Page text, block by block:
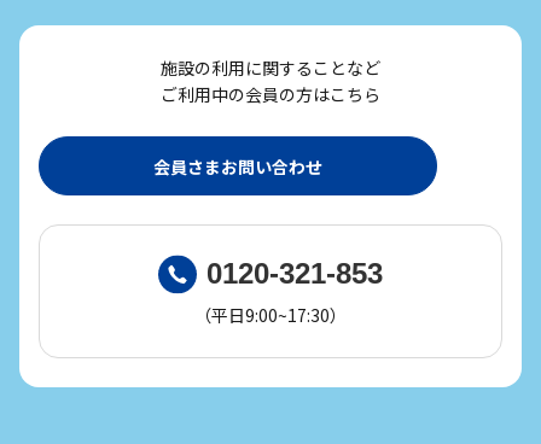
施設の利用に関することなど
ご利用中の会員の方はこちら
会員さまお問い合わせ
0120-321-853
（平日9:00~17:30）